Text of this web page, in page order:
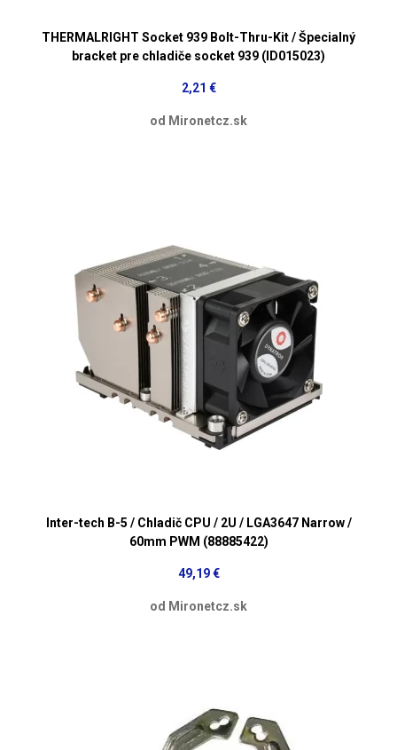
THERMALRIGHT Socket 939 Bolt-Thru-Kit / Špecialný
bracket pre chladiče socket 939 (ID015023)
2,21 €
od Mironetcz.sk
Inter-tech B-5 / Chladič CPU / 2U / LGA3647 Narrow /
60mm PWM (88885422)
49,19 €
od Mironetcz.sk